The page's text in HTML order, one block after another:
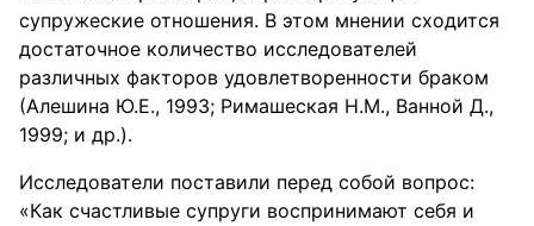
супружеские отношения. В этом мнении сходится
достаточное количество исследователей
различных факторов удовлетворенности браком
(Алешина Ю.Е., 1993; Римашеская Н.М., Ванной Д.,
1999; и др.).
Исследователи поставили перед собой вопрос:
«Как счастливые супруги воспринимают себя и